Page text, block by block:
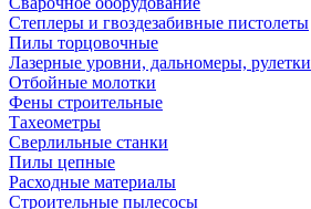
Степлеры и гвоздезабивные пистолеты
Пилы торцовочные
Лазерные уровни, дальномеры, рулетки
Отбойные молотки
Фены строительные
Тахеометры
Сверлильные станки
Пилы цепные
Расходные материалы
Строительные пылесосы